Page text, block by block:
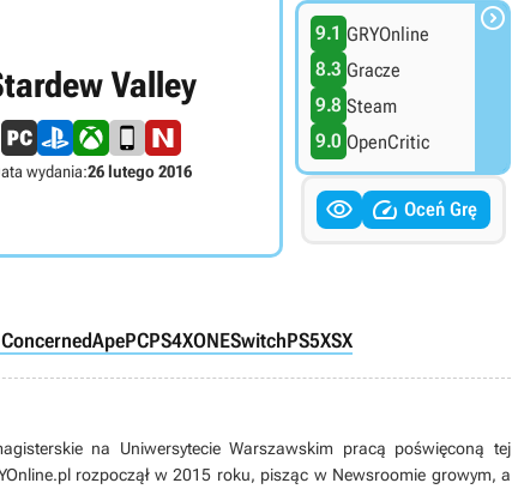
Valley
wydania:26 lutego 2016
9.1 GRYOnline
8.3 Gracze
9.8 Steam
9.0 OpenCritic

  Oceń Grę
PCPS4XONESwitchPS5XSX
na Uniwersytecie Warszawskim pracą poświęconą tej
rozpoczął w 2015 roku, pisząc w Newsroomie growym, a